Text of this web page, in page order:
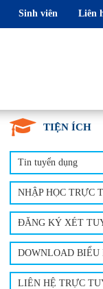
Sinh viên Liên
TIỆN ÍCH
Tin tuyển dụng
NHẬP HỌC TRỰC
ĐĂNG KÝ XÉT
DOWNLOAD BIỂU
LIÊN HỆ TRỰC